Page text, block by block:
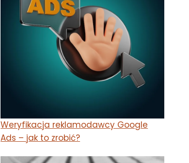
Weryfikacja reklamodawcy Google
Ads – jak to zrobić?